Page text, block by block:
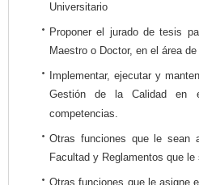
Universitario
Proponer el jurado de tesis
Maestro o Doctor, en el área
Implementar, ejecutar y
Gestión de la Calidad en
competencias.
Otras funciones que le sean
Facultad y Reglamentos que
Otras funciones que le asigne